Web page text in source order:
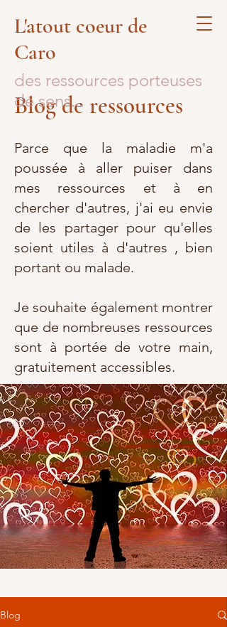
L'atout coeur de
Caro
des ressources porteuses
de sens...
Blog de ressources
Parce que la maladie m'a
poussée à aller puiser dans
mes ressources et à en
chercher d'autres, j'ai eu envie
de les partager pour qu'elles
soient utiles à d'autres , bien
portant ou malade.
Je souhaite également montrer
que de nombreuses ressources
sont à portée de votre main,
gratuitement accessibles.
Blog